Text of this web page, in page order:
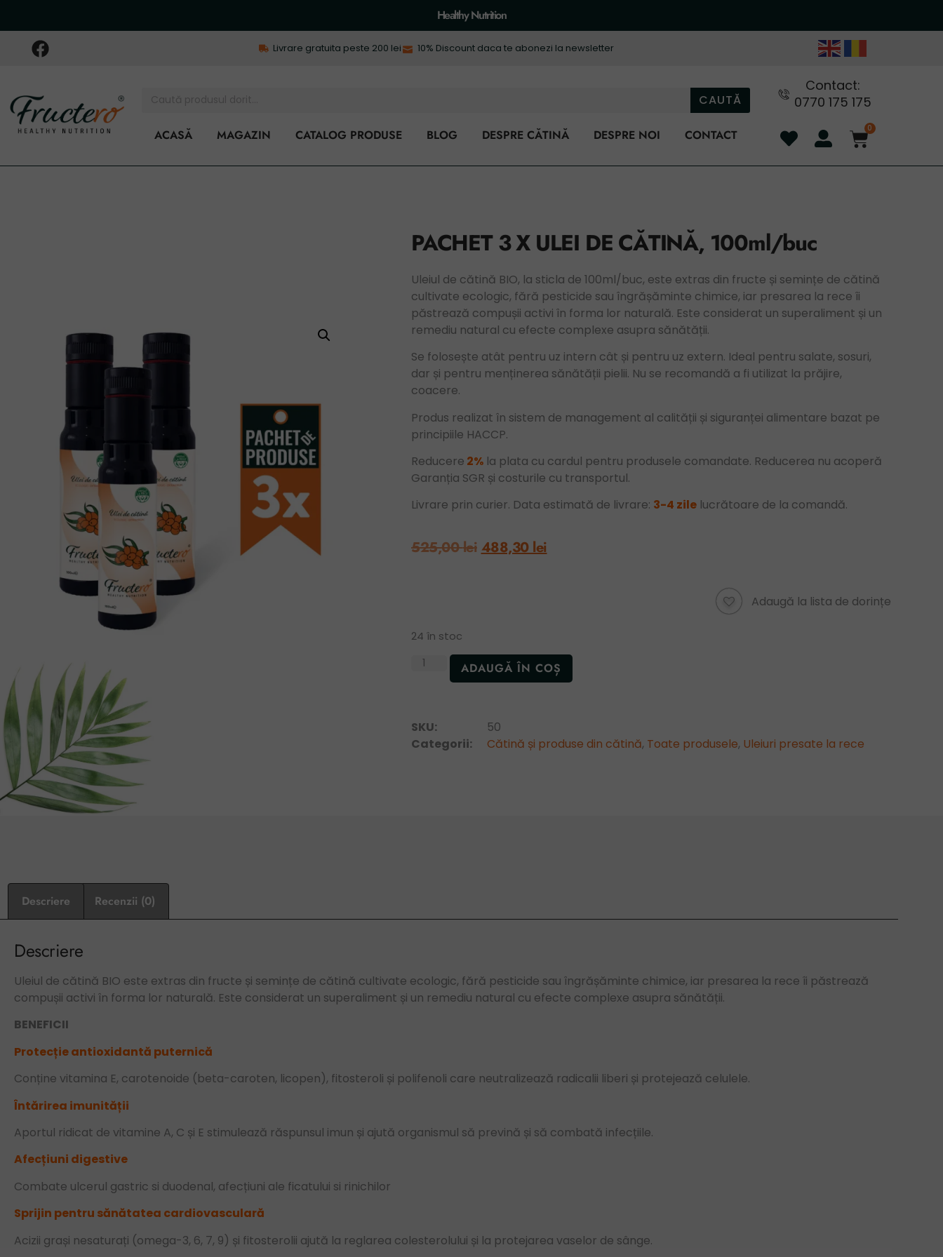
Healthy Nutrition
Livrare gratuita peste 200 lei 10% Discount daca te abonezi la newsletter
CAUTĂ
ACASĂ MAGAZIN CATALOG PRODUSE BLOG DESPRE CĂTINĂ DESPRE NOI CONTACT
Contact:
0770 175 175
0
PACHET 3 X ULEI DE CĂTINĂ, 100ml/buc
Uleiul de cătină BIO, la sticla de 100ml/buc, este extras din fructe și semințe de cătină
cultivate ecologic, fără pesticide sau îngrășăminte chimice, iar presarea la rece îi
păstrează compușii activi în forma lor naturală. Este considerat un superaliment și un
remediu natural cu efecte complexe asupra sănătății.
Se folosește atât pentru uz intern cât și pentru uz extern. Ideal pentru salate, sosuri,
dar și pentru menținerea sănătății pielii. Nu se recomandă a fi utilizat la prăjire,
coacere.
Produs realizat în sistem de management al calității și siguranței alimentare bazat pe
principiile HACCP.
Reducere 2% la plata cu cardul pentru produsele comandate. Reducerea nu acoperă
Garanția SGR și costurile cu transportul.
Livrare prin curier. Data estimată de livrare: 3-4 zile lucrătoare de la comandă.
525,00lei 488,30 lei
Adaugă la lista de dorințe
24 în stoc
ADAUGĂ ÎN COȘ
SKU:
50
Categorii:
Cătină și produse din cătină, Toate produsele, Uleiuri presate la rece
Descriere Recenzii (0)
Descriere
Uleiul de cătină BIO este extras din fructe și semințe de cătină cultivate ecologic, fără pesticide sau îngrășăminte chimice, iar presarea la rece îi păstrează
compușii activi în forma lor naturală. Este considerat un superaliment și un remediu natural cu efecte complexe asupra sănătății.
BENEFICII
Protecție antioxidantă puternică
Conține vitamina E, carotenoide (beta-caroten, licopen), fitosteroli și polifenoli care neutralizează radicalii liberi și protejează celulele.
Întărirea imunității
Aportul ridicat de vitamine A, C și E stimulează răspunsul imun și ajută organismul să prevină și să combată infecțiile.
Afecțiuni digestive
Combate ulcerul gastric si duodenal, afecțiuni ale ficatului si rinichilor
Sprijin pentru sănătatea cardiovasculară
Acizii grași nesaturați (omega-3, 6, 7, 9) și fitosterolii ajută la reglarea colesterolului și la protejarea vaselor de sânge.